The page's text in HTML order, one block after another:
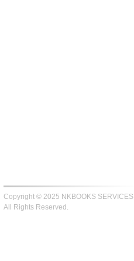
Copyright © 2025 NKBOOKS SERVICES
All Rights Reserved.